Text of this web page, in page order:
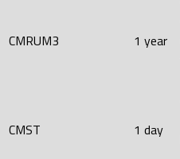
CMRUM3 1 year
CMST 1 day